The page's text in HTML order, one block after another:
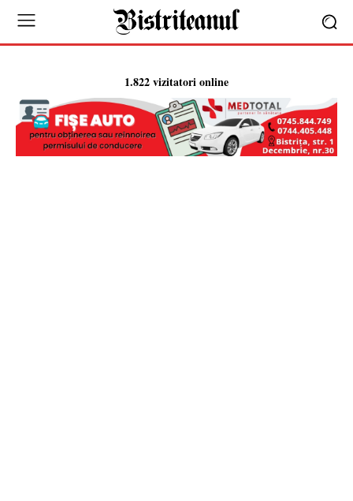
1.822 vizitatori online